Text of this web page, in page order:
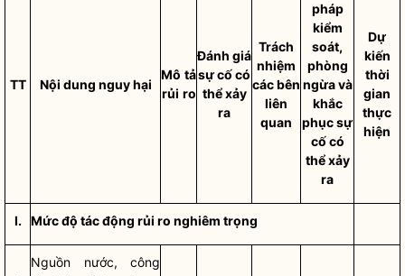
TT Nội dung nguy hại
Mô tả
rủi ro
Đánh giá
sự cố có
thể xảy
ra
Trách
nhiệm
các bên
liên
quan
pháp
kiểm
soát,
phòng
ngừa và
khắc
phục sự
cố có
thể xảy
ra
Dự
kiến
thời
gian
thực
hiện
I. Mức độ tác động rủi ro nghiêm trọng
Nguồn nước, công